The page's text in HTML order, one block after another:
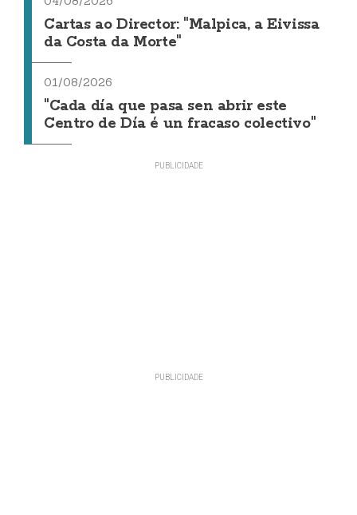
Cartas ao Director: "Malpica, a Eivissa
da Costa da Morte"
01/08/2026
"Cada día que pasa sen abrir este
Centro de Día é un fracaso colectivo"